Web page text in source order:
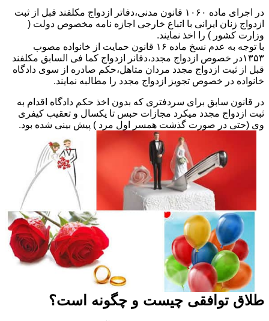
در اجرای ماده ۱۰۶۰ قانون مدنی،دفاتر ازدواج مکلفند قبل از ثبت
ازدواج زنان ایرانی با اتباع خارجی اجازه نامه مخصوص دولت (
وزارت کشور ) را اخذ نمایند.
با توجه به عدم نسخ ماده ۱۶ قانون حمایت از خانواده مصوب
۱۳۵۳در خصوص ازدواج مجدد،دفانر ازدواج کما فی السابق مکلفند
قبل از ثبت ازدواج مجدد مردان متاهل،حکم صادره از سوی دادگاه
خانواده در خصوص تجویز ازدواج مجدد را مطالبه نمایند.
در قانون سابق برای سردفتری که بدون اخذ حکم دادگاه اقدام به
ثبت ازدواج مجدد میکرد مجازات حبس تا یکسال و تعقیب کیفری
وی (حتی در صورت گذشت همسر اول مرد ) پیش بینی شده بود.
طلاق توافقی چیست و چگونه است؟